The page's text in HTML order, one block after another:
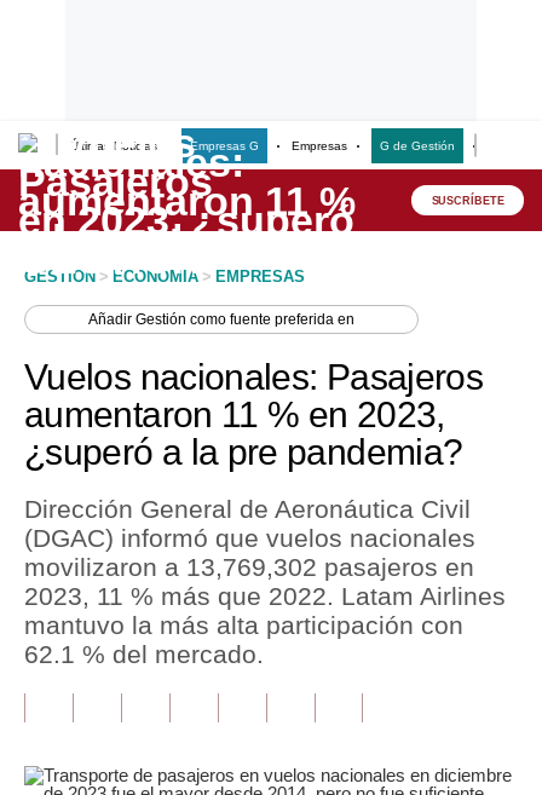
Últimas Noticias Empresas G Empresas G de Gestión
Lo último
Peru Quiosco
Economía
Mercados
Política
Tu Dinero
Finanzas Personales
Opinión
SUSCRÍBETE
GESTION > ECONOMIA > EMPRESAS
AñadirGestión como fuente preferida en
Vuelos nacionales: Pasajeros
aumentaron 11 % en 2023,
¿superó a la pre pandemia?
Dirección General de Aeronáutica Civil
(DGAC) informó que vuelos nacionales
movilizaron a 13,769,302 pasajeros en
2023, 11 % más que 2022. Latam Airlines
mantuvo la más alta participación con
62.1 % del mercado.